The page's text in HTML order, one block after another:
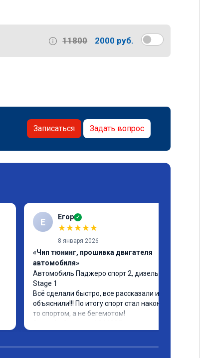
11800 2000 руб.
Записаться Задать вопрос
Е Егор ✓
★★★★★
8 января 2026
«Чип тюнинг, прошивка двигателя
автомобиля»
Автомобиль Паджеро спорт 2, дизель.
Stage 1
Всё сделали быстро, все рассказали и
объяснили!!! По итогу спорт стал наконец-
то спортом, а не бегемотом!